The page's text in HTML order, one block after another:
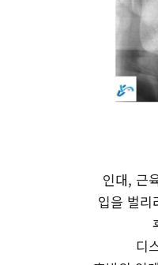
인대, 근
입을 벌리
디